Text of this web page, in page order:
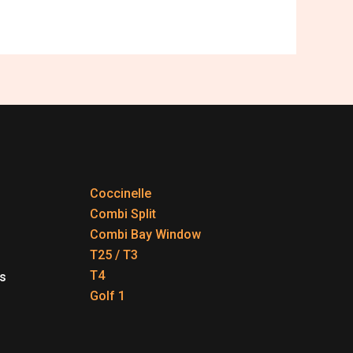
Coccinelle
Combi Split
Combi Bay Window
T25 / T3
T4
Golf 1